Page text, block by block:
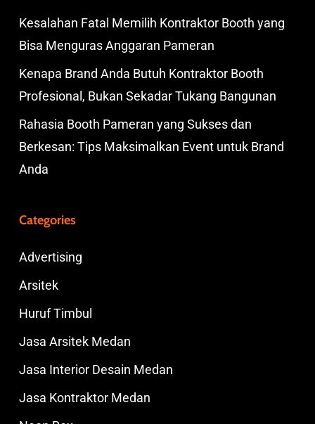
Kesalahan Fatal Memilih Kontraktor Booth yang
Bisa Menguras Anggaran Pameran
Kenapa Brand Anda Butuh Kontraktor Booth
Profesional, Bukan Sekadar Tukang Bangunan
Rahasia Booth Pameran yang Sukses dan
Berkesan: Tips Maksimalkan Event untuk Brand
Anda
Categories
Advertising
Arsitek
Huruf Timbul
Jasa Arsitek Medan
Jasa Interior Desain Medan
Jasa Kontraktor Medan